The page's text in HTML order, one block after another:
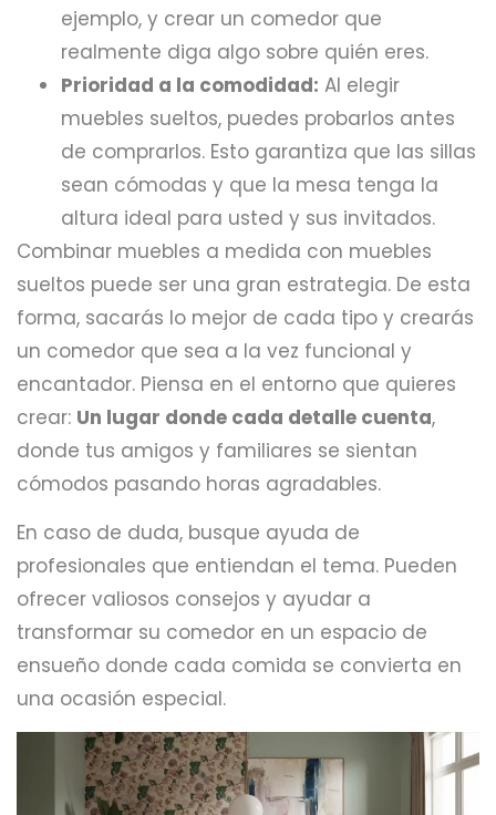
ejemplo, y crear un comedor que
realmente diga algo sobre quién eres.
Prioridad a la comodidad: Al elegir
muebles sueltos, puedes probarlos antes
de comprarlos. Esto garantiza que las sillas
sean cómodas y que la mesa tenga la
altura ideal para usted y sus invitados.
Combinar muebles a medida con muebles
sueltos puede ser una gran estrategia. De esta
forma, sacarás lo mejor de cada tipo y crearás
un comedor que sea a la vez funcional y
encantador. Piensa en el entorno que quieres
crear: Un lugar donde cada detalle cuenta,
donde tus amigos y familiares se sientan
cómodos pasando horas agradables.
En caso de duda, busque ayuda de
profesionales que entiendan el tema. Pueden
ofrecer valiosos consejos y ayudar a
transformar su comedor en un espacio de
ensueño donde cada comida se convierta en
una ocasión especial.